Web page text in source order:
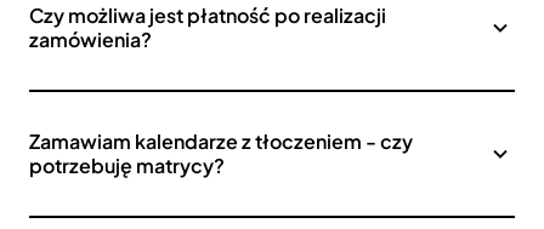
Czy możliwa jest płatność po realizacji
zamówienia?
Zamawiam kalendarze z tłoczeniem - czy
potrzebuję matrycy?